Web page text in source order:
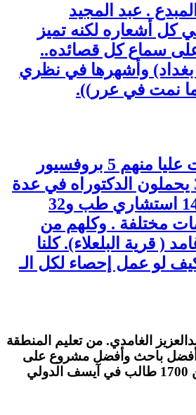
. عبد المجيد
كل أشعاره لكنه تميز
سماع كل قصائده..
بغداد) وأشهرها في نظري
ما نمت في عرر)).
83 حاملي مؤهلات عليا منهم 5 بروفسيور
منهم 3 أطباء و32 يحملون الدكتوراه في عدة
تخصصات وعدد 14 استشاري طب و32
مختلفة . وكلهم من
( قرية البلعلاء). كلنا
لو عمل إحصاء لكل الـ
الغامدي. من تعليم المنطقة
باحث وأفضل مشروع على
مستوى العالم من بين 1700 طالب في آيسف الدولي